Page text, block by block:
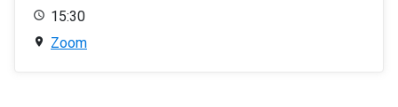
15:30
Zoom